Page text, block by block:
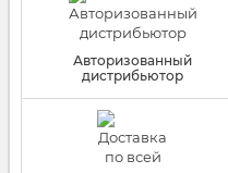
Авторизованный
дистрибьютор